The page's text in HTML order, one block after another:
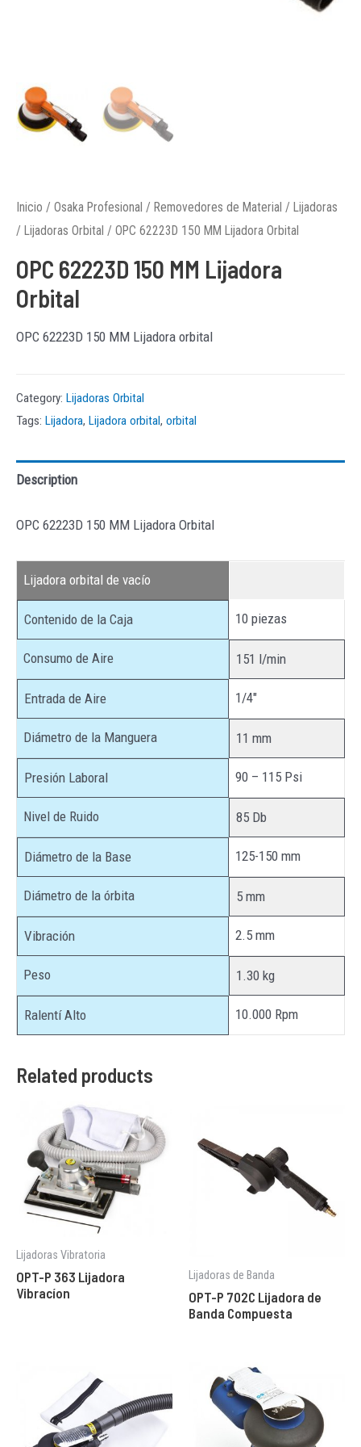
Inicio / Osaka Profesional / Removedores de Material / Lijadoras
/ Lijadoras Orbital / OPC 62223D 150 MM Lijadora Orbital
OPC 62223D 150 MM Lijadora
Orbital
OPC 62223D 150 MM Lijadora orbital
Category: Lijadoras Orbital
Tags: Lijadora, Lijadora orbital, orbital
Description
OPC 62223D 150 MM Lijadora Orbital
Lijadora orbital de vacío
Contenido de la Caja 10 piezas
Consumo de Aire 151 l/min
Entrada de Aire 1/4″
Diámetro de la Manguera 11 mm
Presión Laboral 90 – 115 Psi
Nivel de Ruido 85 Db
Diámetro de la Base 125-150 mm
Diámetro de la órbita 5 mm
Vibración 2.5 mm
Peso 1.30 kg
Ralentí Alto 10.000 Rpm
Related products
Lijadoras Vibratoria
OPT-P 363 Lijadora
Vibracíon
Lijadoras de Banda
OPT-P 702C Lijadora de
Banda Compuesta